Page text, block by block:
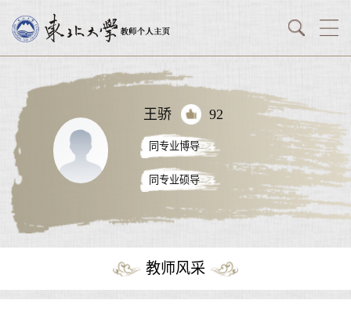
王骄 92
同专业博导
同专业硕导
教师风采